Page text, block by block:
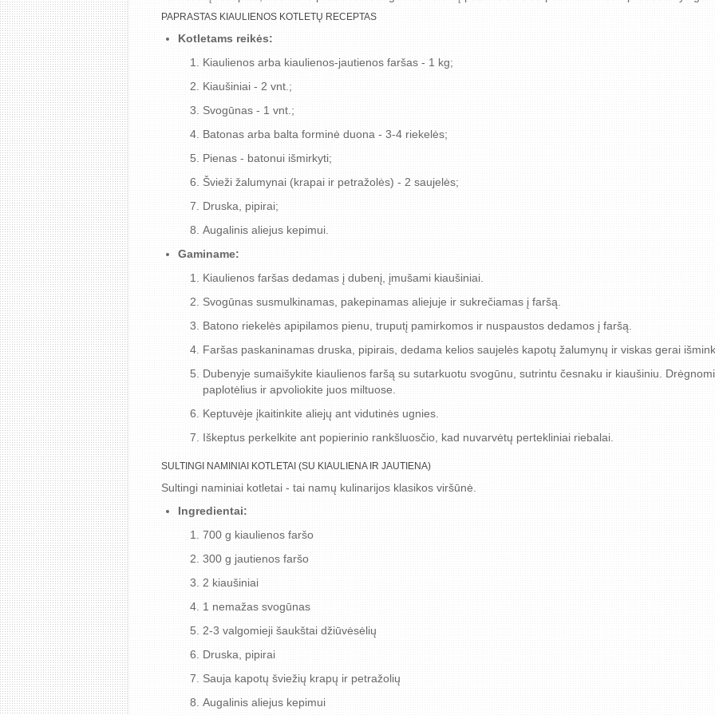
PAPRASTAS KIAULIENOS KOTLETŲ RECEPTAS
Kotletams reikės:
Kiaulienos arba kiaulienos-jautienos faršas - 1 kg;
Kiaušiniai - 2 vnt.;
Svogūnas - 1 vnt.;
Batonas arba balta forminė duona - 3-4 riekelės;
Pienas - batonui išmirkyti;
Švieži žalumynai (krapai ir petražolės) - 2 saujelės;
Druska, pipirai;
Augalinis aliejus kepimui.
Gaminame:
Kiaulienos faršas dedamas į dubenį, įmušami kiaušiniai.
Svogūnas susmulkinamas, pakepinamas aliejuje ir sukrečiamas į faršą.
Batono riekelės apipilamos pienu, truputį pamirkomos ir nuspaustos dedamos į faršą.
Faršas paskaninamas druska, pipirais, dedama kelios saujelės kapotų žalumynų ir viskas gerai
Dubenyje sumaišykite kiaulienos faršą su sutarkuotu svogūnu, sutrintu česnaku ir kiaušiniu.
paplotėlius ir apvoliokite juos miltuose.
Keptuvėje įkaitinkite aliejų ant vidutinės ugnies.
Iškeptus perkelkite ant popierinio rankšluosčio, kad nuvarvėtų pertekliniai riebalai.
SULTINGI NAMINIAI KOTLETAI (SU KIAULIENA IR JAUTIENA)
Sultingi naminiai kotletai - tai namų kulinarijos klasikos viršūnė.
Ingredientai:
700 g kiaulienos faršo
300 g jautienos faršo
2 kiaušiniai
1 nemažas svogūnas
2-3 valgomieji šaukštai džiūvėsėlių
Druska, pipirai
Sauja kapotų šviežių krapų ir petražolių
Augalinis aliejus kepimui